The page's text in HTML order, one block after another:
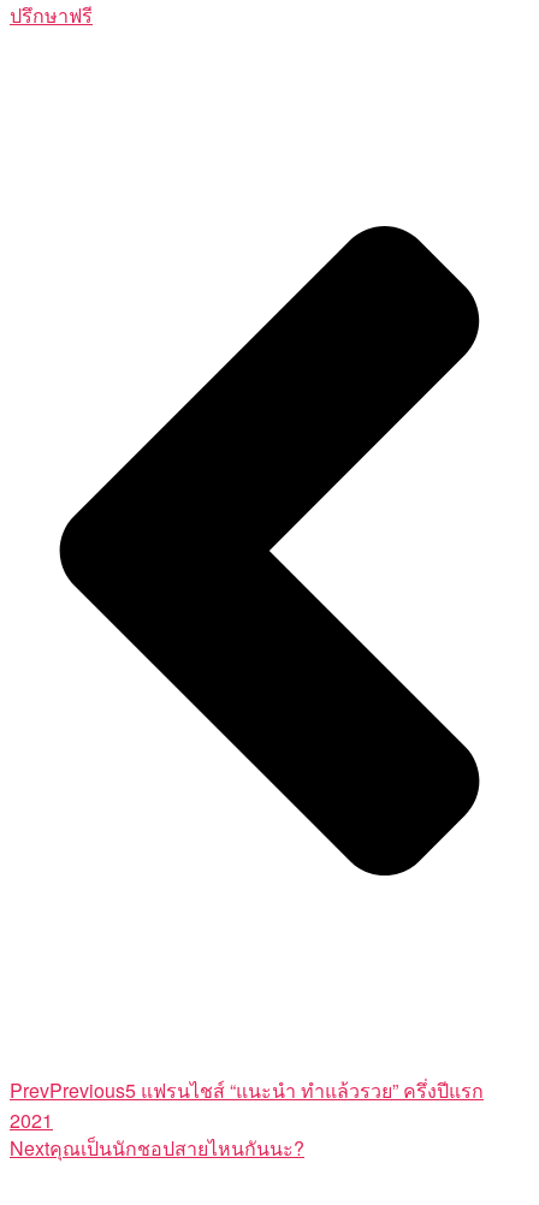
ปรึกษาฟรี
PrevPrevious5 แฟรนไชส์ “แนะนำ ทำแล้วรวย” ครึ่งปีแรก
2021
Nextคุณเป็นนักชอปสายไหนกันนะ?